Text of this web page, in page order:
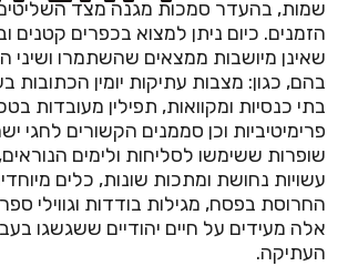
שמות, בהעדר סמכות מגנה מצד
הזמנים. כיום ניתן למצוא בכפרים קטנים
שאינן מיושבות ממצאים שהשתמרו ושיני
בהם, כגון: מצבות עתיקות יומין הכתובות
בתי כנסיות ומקוואות, תפילין מעובדות
פרימיטיביות וכן סממנים הקשורים לחגי
שופרות ששימשו לסליחות ולימים
עשויות נחושת ומתכות שונות, כלים
החרוסת בפסח, מגילות בודדות וגווילי
אלה מעידים על חיים יהודיים ששגשגו
העתיקה.